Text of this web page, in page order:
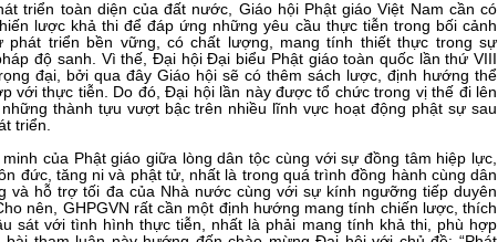
triển toàn diện của đất nước, Giáo hội Phật giáo Việt Nam cần có
lược khả thi để đáp ứng những yêu cầu thực tiễn trong bối cảnh
phát triển bền vững, có chất lượng, mang tính thiết thực trong sự
độ sanh. Vì thế, Đại hội Đại biểu Phật giáo toàn quốc lần thứ VIII
đại, bởi qua đây Giáo hội sẽ có thêm sách lược, định hướng thể
với thực tiễn. Do đó, Đại hội lần này được tổ chức trong vị thế đi lên
thành tựu vượt bậc trên nhiều lĩnh vực hoạt động phật sự sau
triển.
của Phật giáo giữa lòng dân tộc cùng với sự đồng tâm hiệp lực,
đức, tăng ni và phật tử, nhất là trong quá trình đồng hành cùng dân
và hỗ trợ tối đa của Nhà nước cùng với sự kính ngưỡng tiếp duyên
nên, GHPGVN rất cần một định hướng mang tính chiến lược, thích
sát với tình hình thực tiễn, nhất là phải mang tính khả thi, phù hợp